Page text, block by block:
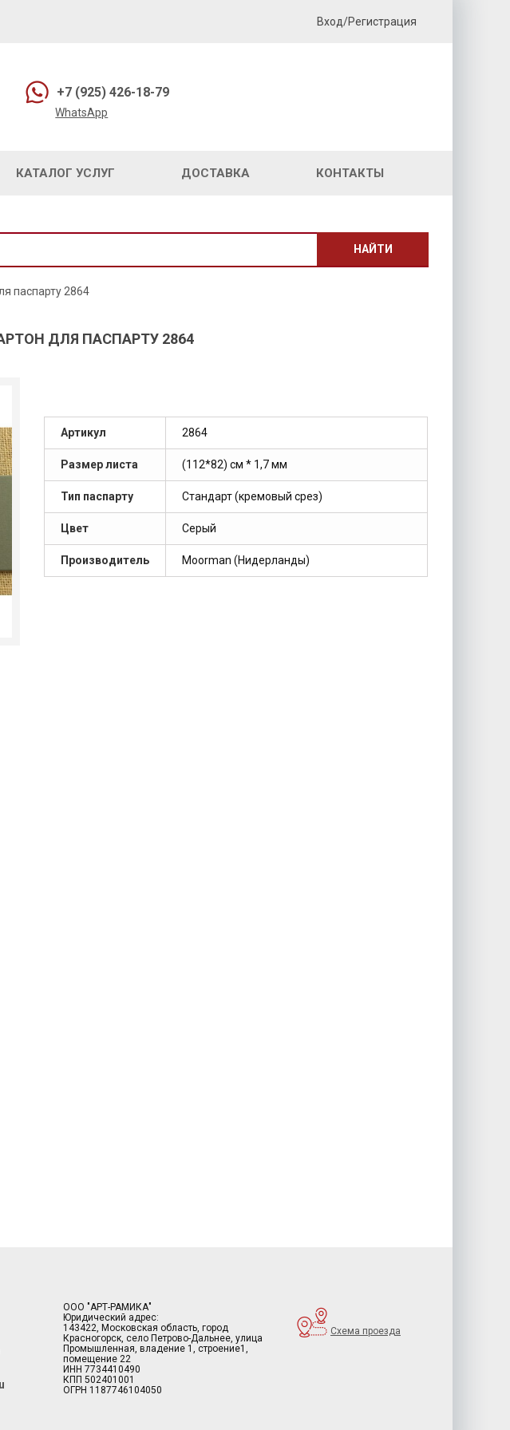
Вход/Регистрация
+7 (925) 426-18-79
WhatsApp
КАТАЛОГ УСЛУГ ДОСТАВКА КОНТАКТЫ
НАЙТИ
паспарту 2864
ДЛЯ ПАСПАРТУ 2864
Артикул 2864
Размер листа (112*82) см * 1,7 мм
Тип паспарту Стандарт (кремовый срез)
Цвет Серый
Производитель Moorman (Нидерланды)
ООО "АРТ-РАМИКА"
Юридический адрес:
143422, Московская область, город
Красногорск, село Петрово-Дальнее, улица
Промышленная, владение 1, строение1,
помещение 22
ИНН 7734410490
КПП 502401001
ОГРН 1187746104050
Схема проезда